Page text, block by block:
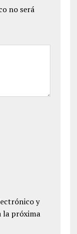
no será
y
la próxima